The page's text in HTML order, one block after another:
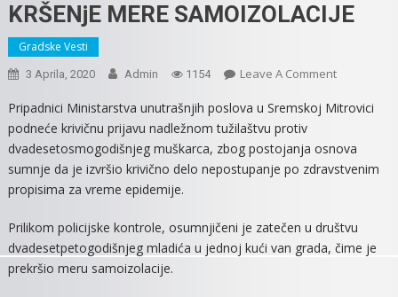
KRŠENjE MERE SAMOIZOLACIJE
Gradske Vesti
3 Aprila, 2020 Admin 1154 Leave A CommentOn
MERE
Pripadnici Ministarstva unutrašnjih poslova u Sremskoj Mitrovici
podneće krivičnu prijavu nadležnom tužilaštvu protiv
dvadesetosmogodišnjeg muškarca, zbog postojanja osnova
sumnje da je izvršio krivično delo nepostupanje po zdravstvenim
propisima za vreme epidemije.
Prilikom policijske kontrole, osumnjičeni je zatečen u društvu
dvadesetpetogodišnjeg mladića u jednoj kući van grada, čime je
prekršio meru samoizolacije.